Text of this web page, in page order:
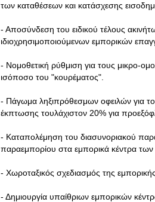
των καταθέσεων και κατάσχεσης
- Αποσύνδεση του ειδικού τέλους
ιδιοχρησιμοποιούμενων εμπορικών
- Νομοθετική ρύθμιση για τους μικρο-
ισόποσο του "κουρέματος".
- Πάγωμα ληξιπρόθεσμων οφειλών για
έκπτωσης τουλάχιστον 20% για
- Καταπολέμηση του διασυνοριακού
παραεμπορίου στα εμπορικά κέντρα
- Χωροταξικός σχεδιασμός της
- Δημιουργία υπαίθριων εμπορικών